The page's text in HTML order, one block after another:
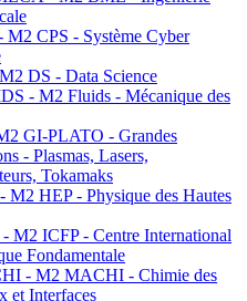
M2 CPS - Système Cyber
DS - Data Science
- M2 Fluids - Mécanique des
GI-PLATO - Grandes
- Plasmas, Lasers,
Tokamaks
M2 HEP - Physique des Hautes
M2 ICFP - Centre International
Fondamentale
- M2 MACHI - Chimie des
et Interfaces